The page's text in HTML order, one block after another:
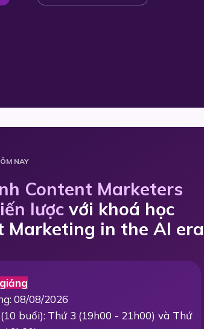
NAY
Content Marketers
lược với khoá học
Marketing in the AI era
08/08/2026
buổi): Thứ 3 (19h00 - 21h00) và Thứ